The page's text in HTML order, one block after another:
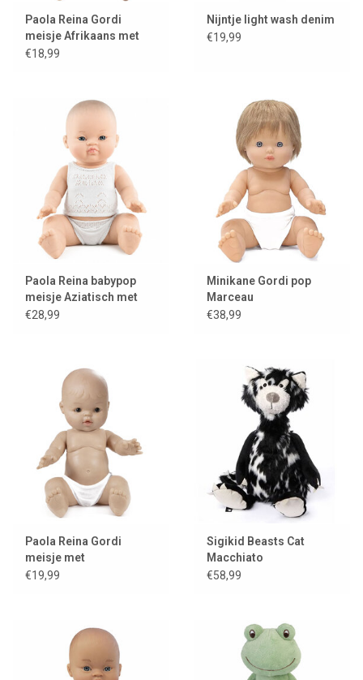
Paola Reina Gordi
meisje Afrikaans met
wenkbrauwen
€18,99
Nijntje light wash denim
€19,99
Paola Reina babypop
meisje Aziatisch met
wenkbrauwen en
€28,99
Minikane Gordi pop
Marceau
€38,99
Paola Reina Gordi
meisje met
wenkbrauwen en
€19,99
Sigikid Beasts Cat
Macchiato
€58,99